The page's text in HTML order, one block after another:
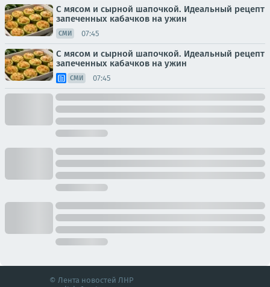
С мясом и сырной шапочкой. Идеальный рецепт
запеченных кабачков на ужин
СМИ 07:45
С мясом и сырной шапочкой. Идеальный рецепт
запеченных кабачков на ужин
СМИ 07:45
© Лента новостей ЛНР